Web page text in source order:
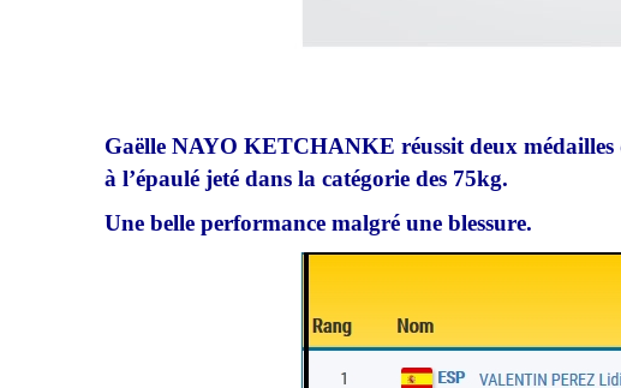
Gaëlle NAYO KETCHANKE réussit deux médailles
à l’épaulé jeté dans la catégorie des 75kg.
Une belle performance malgré une blessure.